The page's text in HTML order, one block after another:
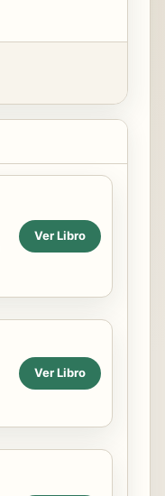
Ver Libro
Ver Libro